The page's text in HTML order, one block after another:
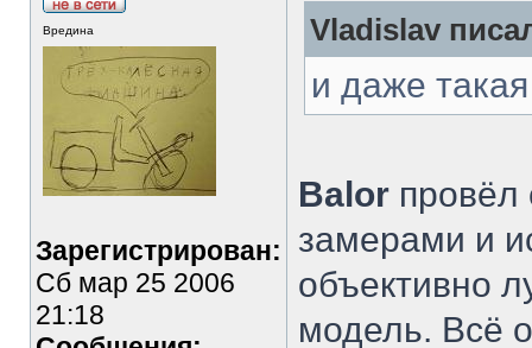
Вредина
Зарегистрирован:
Сб мар 25 2006
21:18
Vladislav
и даже такая
Balor провёл
замерами и
объективно
модель. Всё